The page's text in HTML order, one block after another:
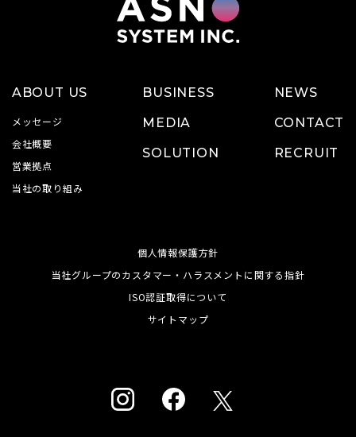
ABOUT US
メッセージ
会社概要
営業拠点
当社の取り組み
BUSINESS
MEDIA
SOLUTION
NEWS
CONTACT
RECRUIT
個人情報保護方針
当社グループのカスタマー・ハラスメントに関する指針
ISO認証取得について
サイトマップ